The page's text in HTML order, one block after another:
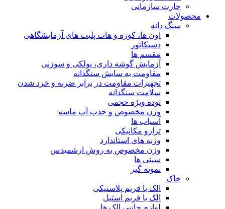
چارت سازمانی
محصولات
سنگ دانه
اون ها، کوره و هات پلیت های آزمایشگاهی
دسیکاتور
مقسم ها
آزمایش گوشه داری، پولکی و سوزنی
مقاومت به سایش سنگدانه
تجهیزات مقاومت در برابر ضربه و خرد شدن
سلامت سنگدانه
توده ویژه حجمی
وزن مخصوص و جذب آب ماسه
آسیاب ها
ترازو مکانیکی
وزنه های استاندارد
وزن مخصوص به روش ارشمیدس
سینی ها
نمونه گیر
خاک
الک با فریم پلاستیکی
الک با فریم استیل
لوازم جانبی الک ها